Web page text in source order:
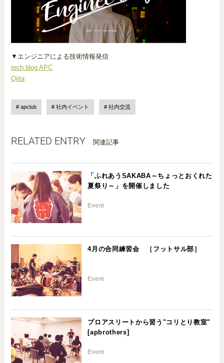
▼エンジニアによる技術情報発信
tech blog APC
Qiita
apclub 社内イベント 社内交流
RELATED ENTRY 関連記事
「ふれあうSAKABA～ちょっとおくれた
夏祭り～」を開催しました
Event
4月の合同練習会 ［フットサル部］
Event
プロアスリートから習う"コリとり教室"
[apbrothers]
Event